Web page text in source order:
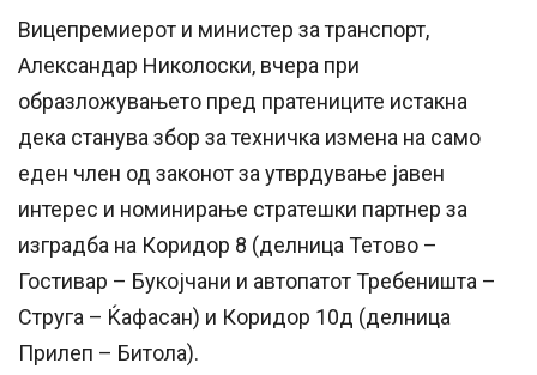
Вицепремиерот и министер за транспорт,
Александар Николоски, вчера при
образложувањето пред пратениците истакна
дека станува збор за техничка измена на само
еден член од законот за утврдување јавен
интерес и номинирање стратешки партнер за
изградба на Коридор 8 (делница Тетово –
Гостивар – Букојчани и автопатот Требеништа –
Струга – Ќафасан) и Коридор 10д (делница
Прилеп – Битола).